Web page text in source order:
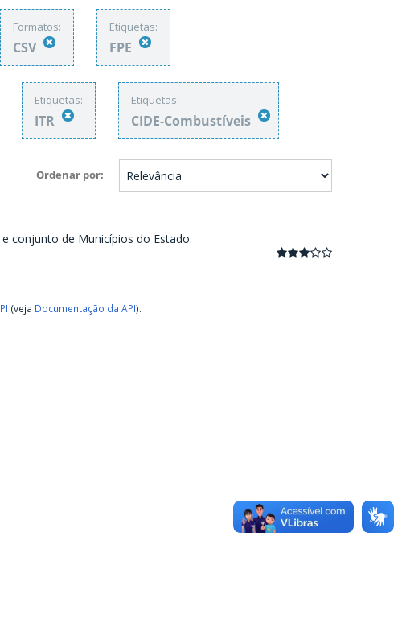
Formatos:
CSV
Etiquetas:
FPE
Etiquetas:
ITR
Etiquetas:
CIDE-Combustíveis
Ordenar por
conjunto de Municípios do Estado.
(veja Documentação da API).